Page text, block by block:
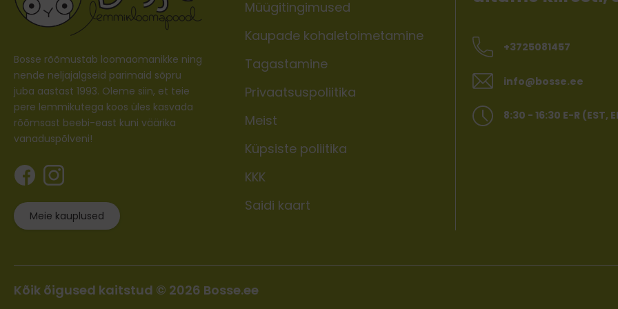
Bosse rõõmustab loomaomanikke ning
nende neljajalgseid parimaid sõpru
juba aastast 1993. Oleme siin, et teie
pere lemmikutega koos üles kasvada
rõõmsast beebi-east kuni väärika
vanaduspõlveni!
Meie kauplused
Müügitingimused
Kaupade kohaletoimetamine
Tagastamine
Privaatsuspoliitika
Meist
Küpsiste poliitika
KKK
Saidi kaart
+3725081457
info@bosse.ee
8:30 - 16:30 E-R (EST,
Kõik õigused kaitstud © 2026 Bosse.ee